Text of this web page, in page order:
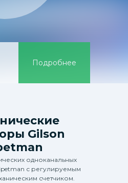
Подробнее
Gilson
одноканальных
с регулируемым
счетчиком.